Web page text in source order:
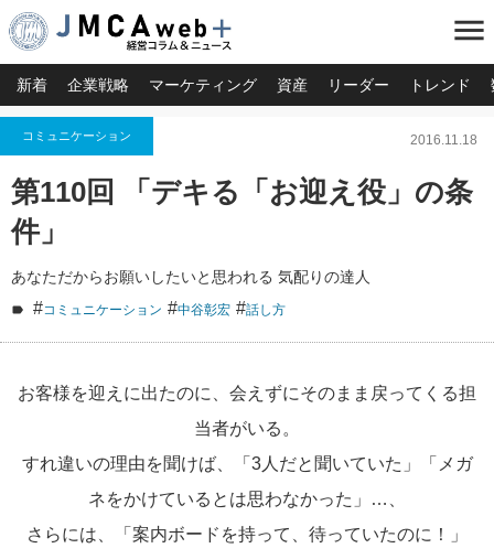
menu
新着 企業戦略 マーケティング 資産 リーダー トレンド
コミュニケーション 2016.11.18
第110回 「デキる「お迎え役」の条
件」
あなただからお願いしたいと思われる 気配りの達人
#コミュニケーション #中谷彰宏 #話し方
お客様を迎えに出たのに、会えずにそのまま戻ってくる担
当者がいる。
すれ違いの理由を聞けば、「3人だと聞いていた」「メガ
ネをかけているとは思わなかった」…、
さらには、「案内ボードを持って、待っていたのに！」